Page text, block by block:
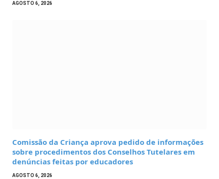
AGOSTO 6, 2026
Comissão da Criança aprova pedido de informações
sobre procedimentos dos Conselhos Tutelares em
denúncias feitas por educadores
AGOSTO 6, 2026